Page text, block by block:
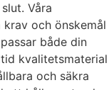
Våra
och önskemål
både din
kvalitetsmaterial
och säkra